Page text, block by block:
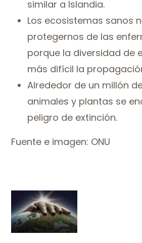
similar a Islandia.
Los ecosistemas sanos
protegernos de las
porque la diversidad de
más difícil la
Alrededor de un millón
animales y plantas se
peligro de extinción.
Fuente e imagen: ONU